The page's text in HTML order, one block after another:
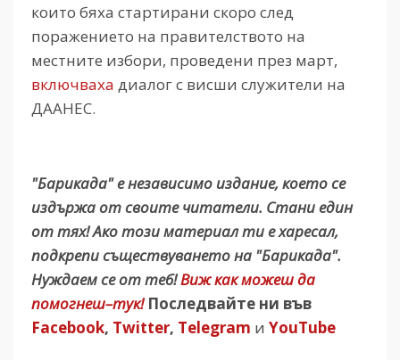
които бяха стартирани скоро след
поражението на правителството на
местните избори, проведени през март,
включваха диалог с висши служители на
ДААНЕС.
"Барикада" е независимо издание, което се
издържа от своите читатели. Стани един
от тях! Ако този материал ти е харесал,
подкрепи съществуването на "Барикада".
Нуждаем се от теб!Виж как можеш да
помогнеш–тук! Последвайте ни във
Facebook, Twitter, Telegram и YouTube